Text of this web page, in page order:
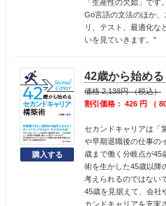
「生産性の欠如」です。
Go言語の文法のほか
リ、テスト、最適化な
いを見ていきます。"
42歳から始め
価格 2,138円 （税込）
割引価格： 426 円 （
セカンドキャリアは「
や早期退職後の仕事の
歳まで働く分岐点が45
術を生かした45歳以降
考えられるのではない
45歳を見据えて、会社
カンドキャリアを充実